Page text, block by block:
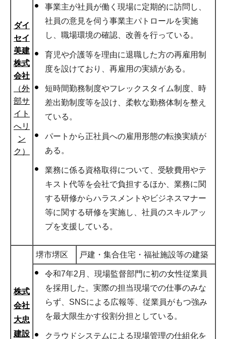
ダイ
セイ
美建
株式
会社
（外
部サ
イト
へリ
ン
ク）
事業主が社員が働く現場に定期的に訪問し、
社員の意見を伺う事業主パトロールを実施
し、職場環境の確認、改善を行っている。
育児や介護等を理由に退職した方の再雇用制
度を設けており、再雇用の実績がある。
短時間勤務制度やフレックスタイム制度、時
差出勤制度等を設け、柔軟な勤務体制を整え
ている。
パートから正社員への雇用形態の転換実績が
ある。
業務に係る資格取得について、受験費用やテ
キスト代等を会社で負担するほか、業務に関
する研修からハラスメントやビジネスマナー
等に関する研修を実施し、社員のスキルアッ
プを支援している。
株式
会社
大忠
建設
堺市堺区 戸建・集合住宅・福祉施設等の建築
令和7年2月、現場監督部門に初の女性従業員
を採用した。実際の担当現場での仕事のみな
らず、SNSによる広報等、従業員がもつ強み
を最大限生かす役割分担としている。
クラウドシステムによる現場管理の仕組化を